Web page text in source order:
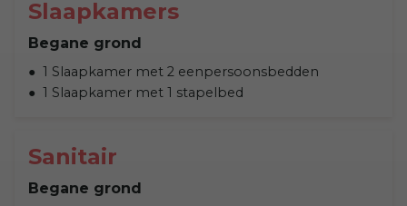
Slaapkamers
Begane grond
1 Slaapkamer met 2 eenpersoonsbedden
1 Slaapkamer met 1 stapelbed
Sanitair
Begane grond